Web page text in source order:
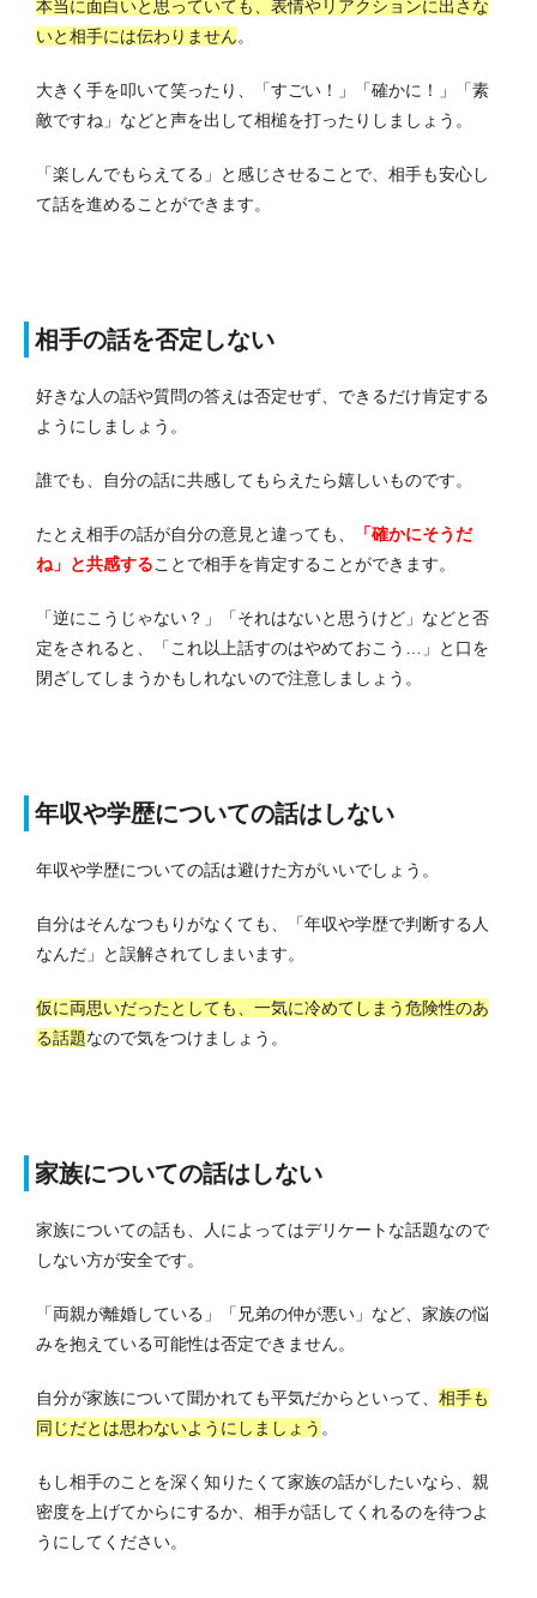
本当に面白いと思っていても、表情やリアクションに出さな
いと相手には伝わりません。
大きく手を叩いて笑ったり、「すごい！」「確かに！」「素
敵ですね」などと声を出して相槌を打ったりしましょう。
「楽しんでもらえてる」と感じさせることで、相手も安心し
て話を進めることができます。
相手の話を否定しない
好きな人の話や質問の答えは否定せず、できるだけ肯定する
ようにしましょう。
誰でも、自分の話に共感してもらえたら嬉しいものです。
たとえ相手の話が自分の意見と違っても、
「確かにそうだ
ね」と共感することで相手を肯定することができます。
「逆にこうじゃない？」「それはないと思うけど」などと否
定をされると、「これ以上話すのはやめておこう…」と口を
閉ざしてしまうかもしれないので注意しましょう。
年収や学歴についての話はしない
年収や学歴についての話は避けた方がいいでしょう。
自分はそんなつもりがなくても、「年収や学歴で判断する人
なんだ」と誤解されてしまいます。
仮に両思いだったとしても、一気に冷めてしまう危険性のあ
る話題なので気をつけましょう。
家族についての話はしない
家族についての話も、人によってはデリケートな話題なので
しない方が安全です。
「両親が離婚している」「兄弟の仲が悪い」など、家族の悩
みを抱えている可能性は否定できません。
自分が家族について聞かれても平気だからといって、 相手も
同じだとは思わないようにしましょう 。
もし相手のことを深く知りたくて家族の話がしたいなら、親
密度を上げてからにするか、相手が話してくれるのを待つよ
うにしてください。